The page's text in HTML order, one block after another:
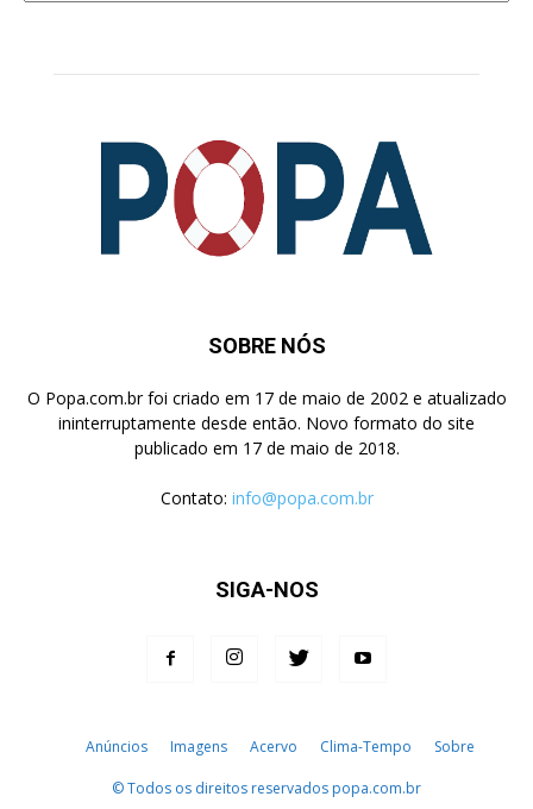
SOBRE NÓS
O Popa.com.br foi criado em 17 de maio de 2002 e atualizado
ininterruptamente desde então. Novo formato do site
publicado em 17 de maio de 2018.
Contato: info@popa.com.br
SIGA-NOS
Anúncios Imagens Acervo Clima-Tempo Sobre
© Todos os direitos reservados popa.com.br